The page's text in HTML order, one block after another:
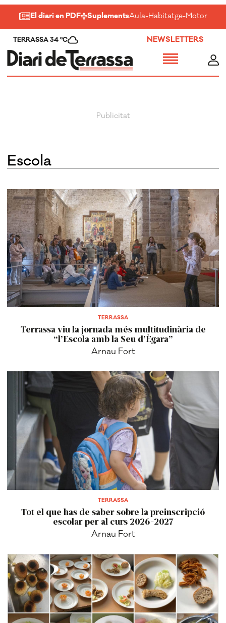
El diari en PDF SuplementsAula-Habitatge-Motor-
TERRASSA 34 ºC NEWSLETTERS
escola
TERRASSA
Terrassa viu la jornada més multitudinària de
“l’Escola amb la Seu d’Ègara”
Arnau Fort
TERRASSA
Tot el que has de saber sobre la preinscripció
escolar per al curs 2026-2027
Arnau Fort